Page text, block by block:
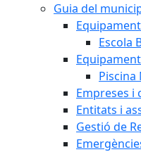
Guia del
Escola
Piscina
Empreses i
Entitats i
Gestió de